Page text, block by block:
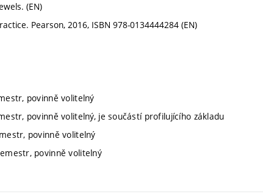
(EN)
Pearson, 2016, ISBN 978-0134444284 (EN)
povinně volitelný
povinně volitelný, je součástí profilujícího základu
povinně volitelný
povinně volitelný